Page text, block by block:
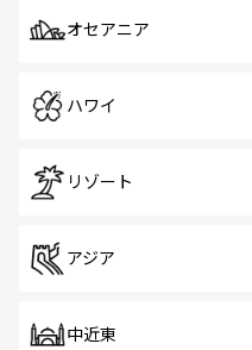
オセアニア
ハワイ
リゾート
アジア
中近東